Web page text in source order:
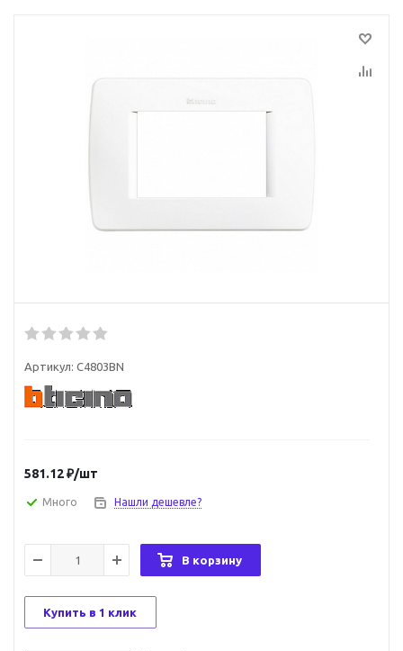
Артикул: C4803BN
581.12₽/шт
Много Нашли дешевле?
В корзину
Купить в 1 клик